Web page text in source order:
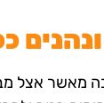
מאשר אצל